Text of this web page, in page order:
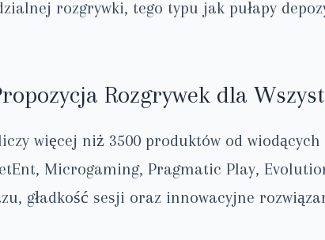
rozgrywki, tego typu jak pułapy
Rozgrywek dla
więcej niż 3500 produktów od
Microgaming, Pragmatic Play,
gładkość sesji oraz innowacyjne